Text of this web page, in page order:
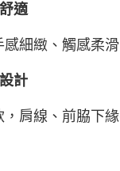
適
感細緻、觸感柔
計
，肩線、前脇下